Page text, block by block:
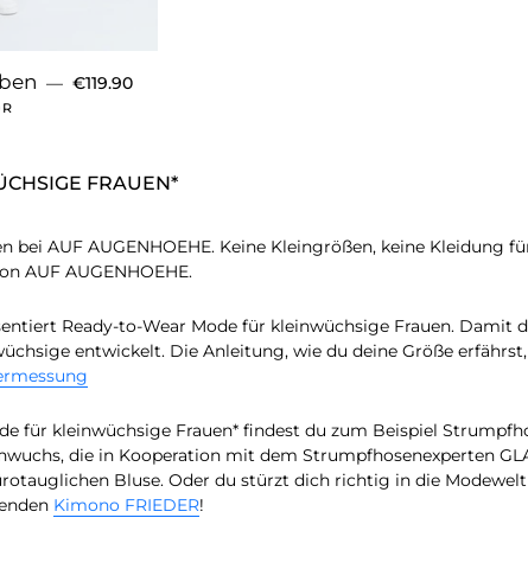
— NORMALER PREIS
€119.90
FRAUEN*
bei AUF AUGENHOEHE. Keine Kleingrößen, keine Kleidung
AUF AUGENHOEHE.
Ready-to-Wear Mode für kleinwüchsige Frauen.
entwickelt. Die Anleitung, wie du deine Größe
für kleinwüchsige Frauen* findest du zum Beispiel
die in Kooperation mit dem Strumpfhosenexperten
Bluse. Oder du stürzt dich richtig in die
Kimono FRIEDER!